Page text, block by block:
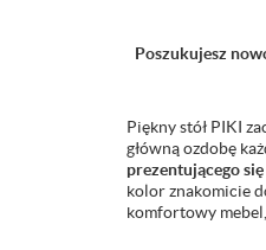
Poszukujesz
Piękny stół PIKI
główną ozdobę
prezentującego
kolor znakomicie
komfortowy